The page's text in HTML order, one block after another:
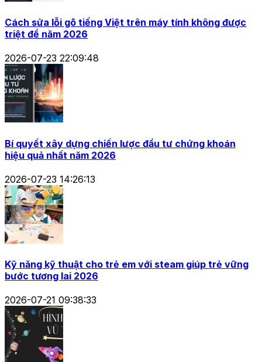
Cách sửa lỗi gõ tiếng Việt trên máy tính không được
triệt để năm 2026
2026-07-23 22:09:48
Bí quyết xây dựng chiến lược đầu tư chứng khoán
hiệu quả nhất năm 2026
2026-07-23 14:26:13
Kỹ năng kỹ thuật cho trẻ em với steam giúp trẻ vững
bước tương lai 2026
2026-07-21 09:38:33